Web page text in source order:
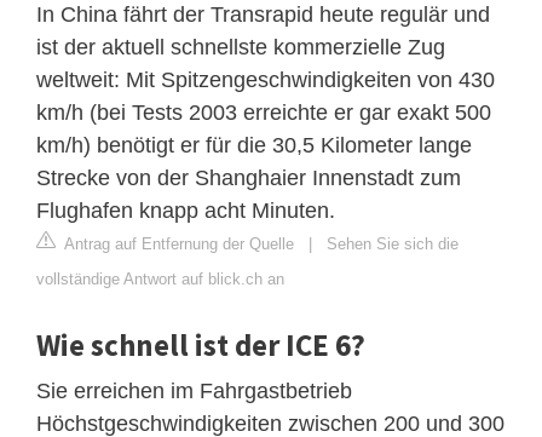
In China fährt der Transrapid heute regulär und
ist der aktuell schnellste kommerzielle Zug
weltweit: Mit Spitzengeschwindigkeiten von 430
km/h (bei Tests 2003 erreichte er gar exakt 500
km/h) benötigt er für die 30,5 Kilometer lange
Strecke von der Shanghaier Innenstadt zum
Flughafen knapp acht Minuten.
Antrag auf Entfernung der Quelle | Sehen Sie sich die
vollständige Antwort auf blick.ch an
Wie schnell ist der ICE 6?
Sie erreichen im Fahrgastbetrieb
Höchstgeschwindigkeiten zwischen 200 und 300